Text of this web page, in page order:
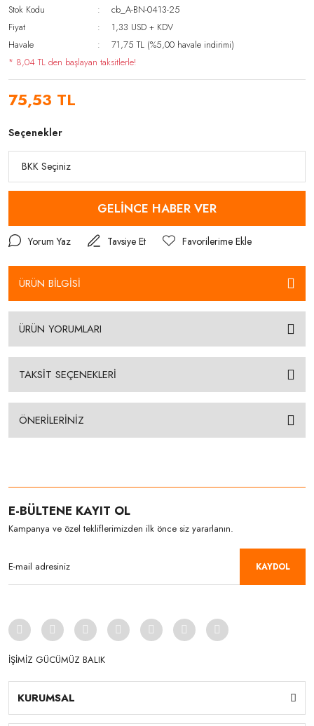
Stok Kodu
cb_A-BN-0413-25
Fiyat
1,33 USD + KDV
Havale
71,75 TL (%5,00 havale indirimi)
* 8,04 TL den başlayan taksitlerle!
75,53 TL
Seçenekler
GELİNCE HABER VER
Yorum Yaz Tavsiye Et
ÜRÜN BİLGİSİ
ÜRÜN YORUMLARI
TAKSİT SEÇENEKLERİ
ÖNERİLERİNİZ
E-BÜLTENE KAYIT OL
Kampanya ve özel tekliflerimizden ilk önce siz yararlanın.
KAYDOL
İŞİMİZ GÜCÜMÜZ BALIK
KURUMSAL